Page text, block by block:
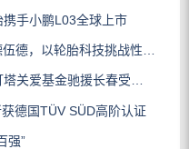
手小鹏L03全球上市
，以轮胎科技挑战性能边界
爱基金驰援长春受灾门店
德国TÜV SÜD高阶认证
强”